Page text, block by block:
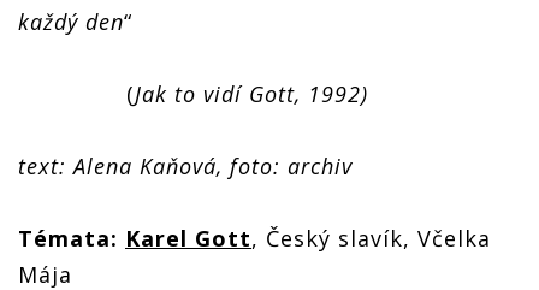
každý den“
(Jak to vidí Gott, 1992)
text: Alena Kaňová, foto: archiv
Témata: Karel Gott, Český slavík, Včelka
Mája